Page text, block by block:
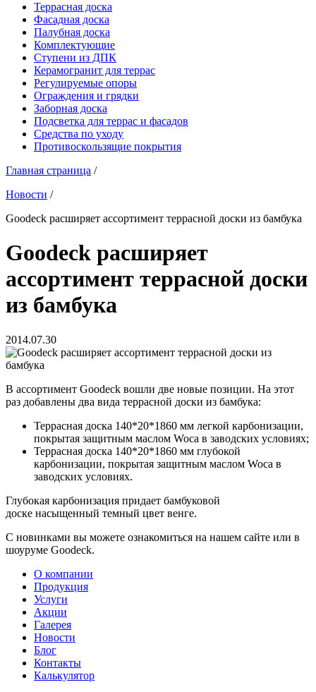
Террасная доска
Фасадная доска
Палубная доска
Комплектующие
Ступени из ДПК
Керамогранит для террас
Регулируемые опоры
Ограждения и грядки
Заборная доска
Подсветка для террас и фасадов
Средства по уходу
Противоскользящие покрытия
Главная страница /
Новости /
Goodeck расширяет ассортимент террасной доски из бамбука
Goodeck расширяет
ассортимент террасной доски
из бамбука
2014.07.30
В ассортимент Goodeck вошли две новые позиции. На этот
раз добавлены два вида террасной доски из бамбука:
Террасная доска 140*20*1860 мм легкой карбонизации,
покрытая защитным маслом Woca в заводских условиях;
Террасная доска 140*20*1860 мм глубокой
карбонизации, покрытая защитным маслом Woca в
заводских условиях.
Глубокая карбонизация придает бамбуковой
доске насыщенный темный цвет венге.
С новинками вы можете ознакомиться на нашем сайте или в
шоуруме Goodeck.
О компании
Продукция
Услуги
Акции
Галерея
Новости
Блог
Контакты
Калькулятор